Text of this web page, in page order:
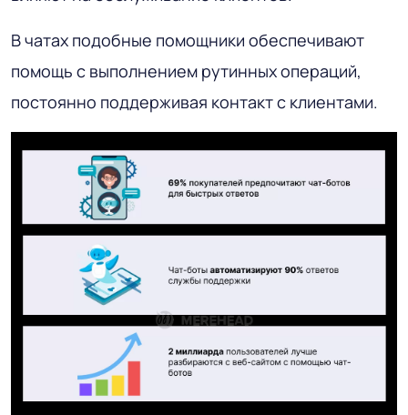
В чатах подобные помощники обеспечивают
помощь с выполнением рутинных операций,
постоянно поддерживая контакт с клиентами.